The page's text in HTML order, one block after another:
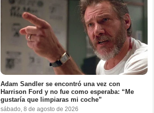
Adam Sandler se encontró una vez con
Harrison Ford y no fue como esperaba: “Me
gustaría que limpiaras mi coche”
sábado, 8 de agosto de 2026